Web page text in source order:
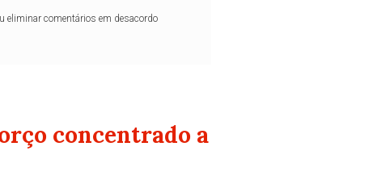
eliminar comentários em desacordo
concentrado a